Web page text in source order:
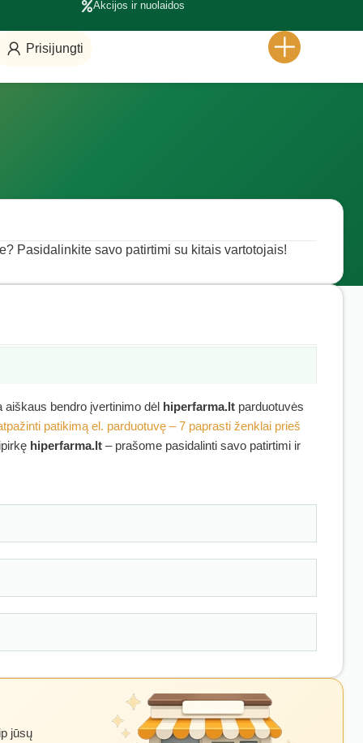
Akcijos ir nuolaidos
Prisijungti
Pasidalinkite savo patirtimi su kitais vartotojais!
aiškaus bendro įvertinimo dėl hiperfarma.lt parduotuvės
patikimą el. parduotuvę – 7 paprasti ženklai prieš
hiperfarma.lt – prašome pasidalinti savo patirtimi ir
jūsų